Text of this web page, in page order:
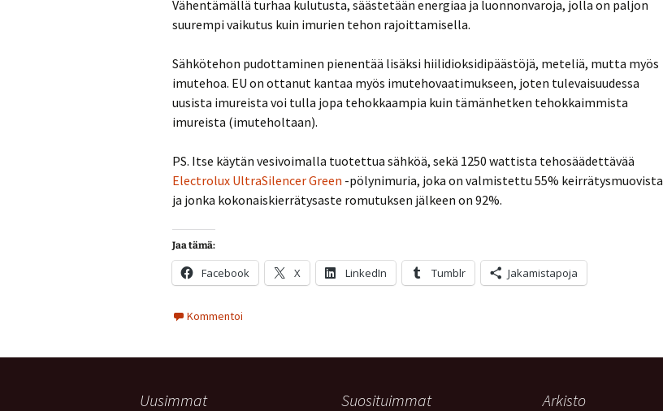
Vähentämällä turhaa kulutusta, säästetään energiaa ja luonnonvaroja, jolla on paljon
suurempi vaikutus kuin imurien tehon rajoittamisella.
Sähkötehon pudottaminen pienentää lisäksi hiilidioksidipäästöjä, meteliä, mutta myös
imutehoa. EU on ottanut kantaa myös imutehovaatimukseen, joten tulevaisuudessa
uusista imureista voi tulla jopa tehokkaampia kuin tämänhetken tehokkaimmista
imureista (imuteholtaan).
PS. Itse käytän vesivoimalla tuotettua sähköä, sekä 1250 wattista tehosäädettävää
Electrolux UltraSilencer Green -pölynimuria, joka on valmistettu 55% keirrätysmuovista
ja jonka kokonaiskierrätysaste romutuksen jälkeen on 92%.
Jaa tämä:
Facebook X LinkedIn Tumblr Jakamistapoja
Kommentoi
Uusimmat Suosituimmat Arkisto